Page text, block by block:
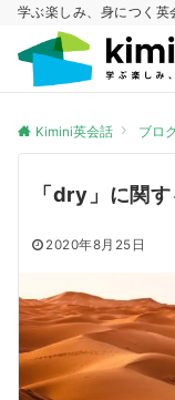
学ぶ楽しみ、身につく英
Kimini英会話 ブロ
「dry」に関
2020年8月25日